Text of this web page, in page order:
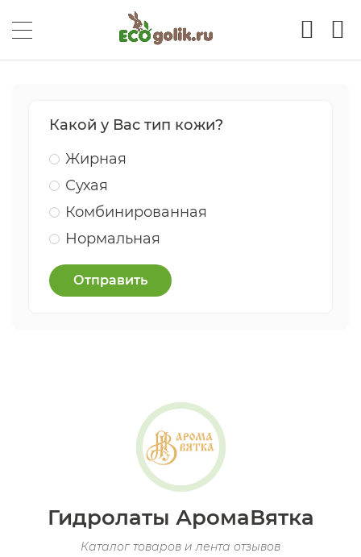
Какой у Вас тип кожи?
Жирная
Сухая
Комбинированная
Нормальная
Отправить
Гидролаты АромаВятка
Каталог товаров и лента отзывов